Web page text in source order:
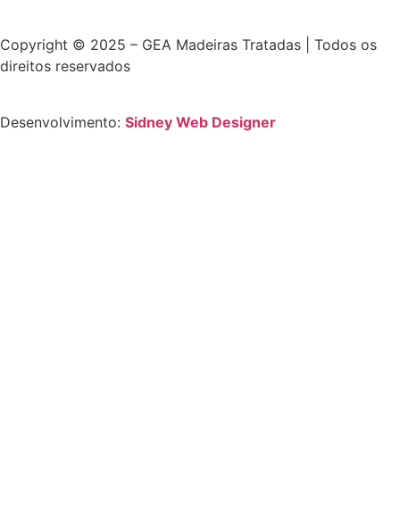
Copyright © 2025 – GEA Madeiras Tratadas | Todos os
direitos reservados
Desenvolvimento: Sidney Web Designer